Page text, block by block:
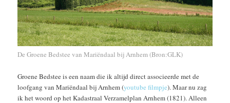
De Groene Bedstee van Mariëndaal bij Arnhem (Bron:GLK)
Groene Bedstee is een naam die ik altijd direct associeerde met de
loofgang van Mariëndaal bij Arnhem (youtube filmpje). Maar nu zag
ik het woord op het Kadastraal Verzamelplan Arnhem (1821). Alleen